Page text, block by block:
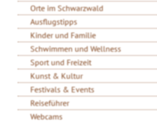
Orte im Schwarzwald
Ausflugstipps
Kinder und Familie
Schwimmen und Wellness
Sport und Freizeit
Kunst & Kultur
Festivals & Events
Reiseführer
Webcams